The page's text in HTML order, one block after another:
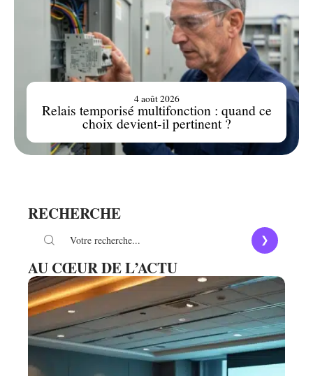
Relais temporisé multifonction : quand ce
choix devient-il pertinent ?
4 août 2026
RECHERCHE
AU CŒUR DE L’ACTU